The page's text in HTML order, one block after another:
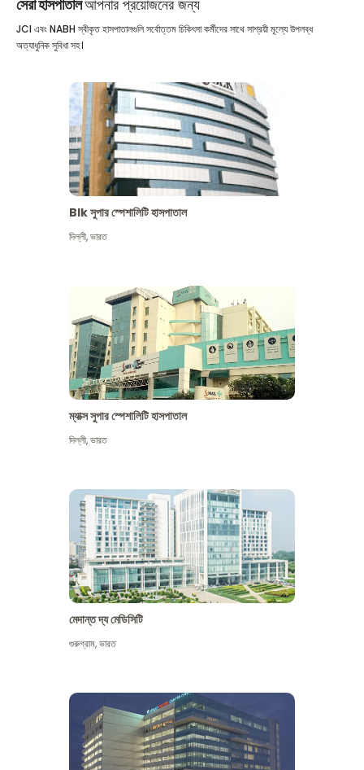
সেরা হাসপাতালআপনার প্রয়োজনের জন্য
JCI এবং NABH স্বীকৃত হাসপাতালগুলি সর্বোত্তম চিকিৎসা কর্মীদের সাথে সাশ্রয়ী মূল্যে উপলব্ধ
অত্যাধুনিক সুবিধা সহ।
Blk সুপার স্পেশালিটি হাসপাতাল
দিল্লী,ভারত
ম্যাক্স সুপার স্পেশালিটি হাসপাতাল
দিল্লী,ভারত
মেদান্ত দ্য মেডিসিটি
গুরুগ্রাম,ভারত